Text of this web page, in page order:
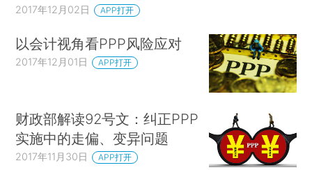
2017年12月02日 APP打开
以会计视角看PPP风险应对
2017年12月01日 APP打开
财政部解读92号文：纠正PPP
实施中的走偏、变异问题
2017年11月30日 APP打开